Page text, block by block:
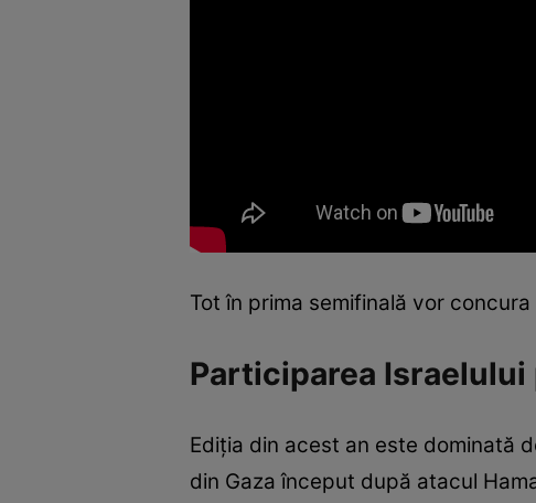
Tot în prima semifinală vor
Participarea
Ediția din acest an este dominată
din Gaza început după atacul